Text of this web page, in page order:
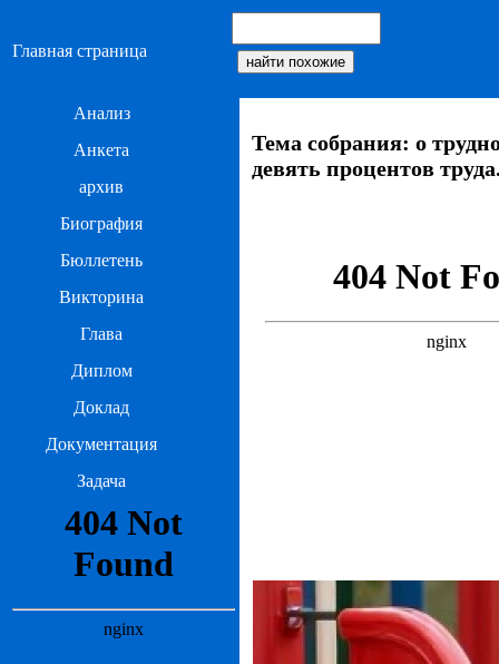
Главная страница
Анализ
Анкета
архив
Биография
Бюллетень
Викторина
Глава
Диплом
Доклад
Документация
Задача
Тема собрания: о
девять процентов